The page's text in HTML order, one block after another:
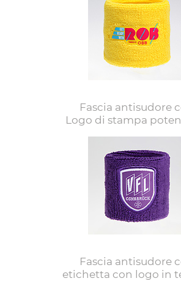
Fascia antisudore
Logo di stampa
Fascia antisudore
etichetta con logo in